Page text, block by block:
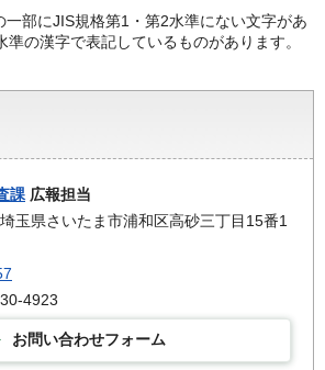
一部にJIS規格第1・第2水準にない文字があ
準の漢字で表記しているものがあります。
課 広報担当
玉県さいたま市浦和区高砂三丁目15番1
4923
お問い合わせフォーム